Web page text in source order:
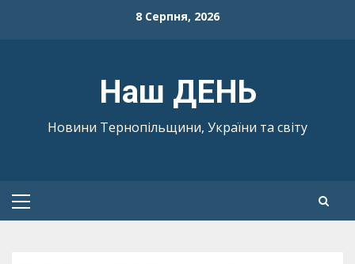
8 Серпня, 2026
Наш ДЕНЬ
Новини Тернопільщини, України та світу
Primary